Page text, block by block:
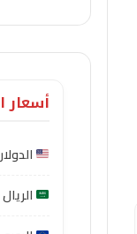
أسعار
الدولار
الريال